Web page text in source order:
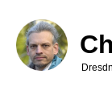
Inhalt